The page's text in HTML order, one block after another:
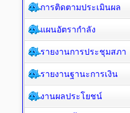
การติดตามประเมินผล
แผนอัตรากำลัง
รายงานการประชุมสภา
รายงานฐานะการเงิน
งานผลประโยชน์